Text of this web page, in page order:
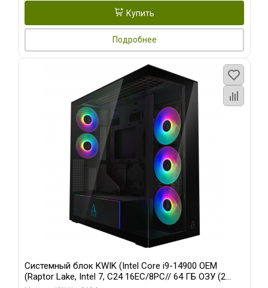
Купить
Подробнее
Системный блок KWIK (Intel Core i9-14900 OEM
(Raptor Lake, Intel 7, C24 16EC/8PC// 64 ГБ ОЗУ (2